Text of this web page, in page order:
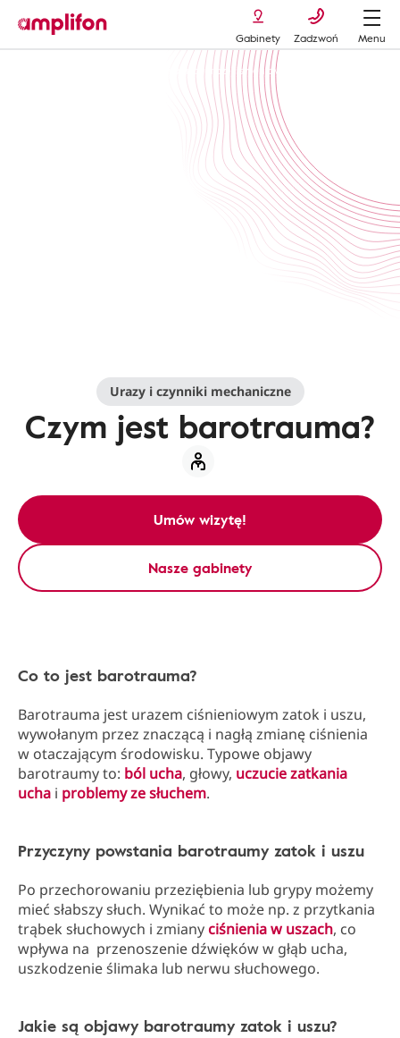
Gabinety Zadzwoń
Menu
barotrauma-uraz-cisnieniowy-ucha
Urazy i czynniki mechaniczne
Czym jest barotrauma?
Umów wizytę!
Nasze gabinety
Co to jest barotrauma?
Barotrauma jest urazem ciśnieniowym zatok i uszu,
wywołanym przez znaczącą i nagłą zmianę ciśnienia
w otaczającym środowisku. Typowe objawy
barotraumy to: ból ucha, głowy, uczucie zatkania
ucha i problemy ze słuchem.
Przyczyny powstania barotraumy zatok i uszu
Po przechorowaniu przeziębienia lub grypy możemy
mieć słabszy słuch. Wynikać to może np. z przytkania
trąbek słuchowych i zmianyciśnienia w uszach, co
wpływa na przenoszenie dźwięków w głąb ucha,
uszkodzenie ślimaka lub nerwu słuchowego.
Jakie są objawy barotraumy zatok i uszu?